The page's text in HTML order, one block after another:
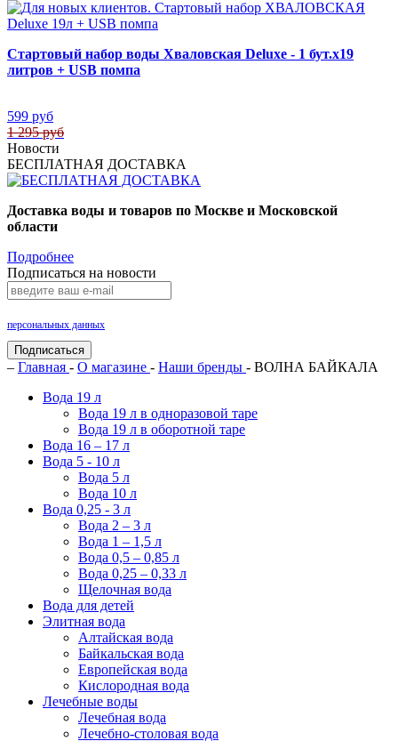
Стартовый набор воды Хваловская Deluxe - 1 бут.х19
литров + USB помпа
599 руб
1 295 руб
Новости
БЕСПЛАТНАЯ ДОСТАВКА
Доставка воды и товаров по Москве и Московской
области
Подробнее
Подписаться на новости
персональных данных
Подписаться
– Главная - О магазине - Наши бренды - ВОЛНА БАЙКАЛА
Вода 19 л
Вода 19 л в одноразовой таре
Вода 19 л в оборотной таре
Вода 16 – 17 л
Вода 5 - 10 л
Вода 5 л
Вода 10 л
Вода 0,25 - 3 л
Вода 2 – 3 л
Вода 1 – 1,5 л
Вода 0,5 – 0,85 л
Вода 0,25 – 0,33 л
Щелочная вода
Вода для детей
Элитная вода
Алтайская вода
Байкальская вода
Европейская вода
Кислородная вода
Лечебные воды
Лечебная вода
Лечебно-столовая вода